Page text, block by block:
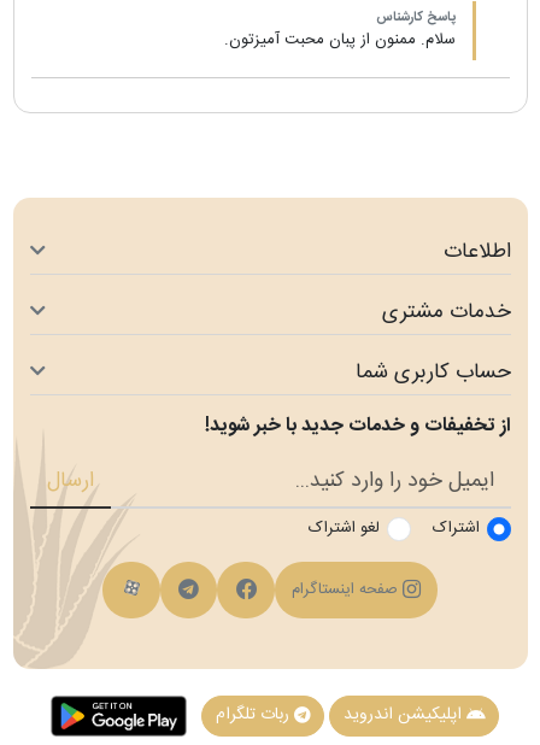
پاسخ کارشناس
سلام. ممنون از پبان محبت آمیزتون.
اطلاعات
خدمات مشتری
حساب کاربری شما
از تخفیفات و خدمات جدید با خبر شوید!
ارسال
اشتراک لغو اشتراک
صفحه اینستاگرام فیسبوک کانال تلگرامکانال آپارات
اپلیکیشن اندروید ربات تلگرام